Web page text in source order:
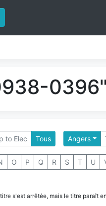
to Elec Tous Angers
O P Q R S T U
s'est arrêtée, mais le titre paraît